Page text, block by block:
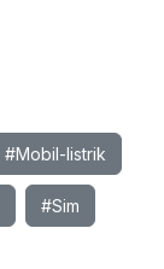
#Mobil-listrik
#Sim